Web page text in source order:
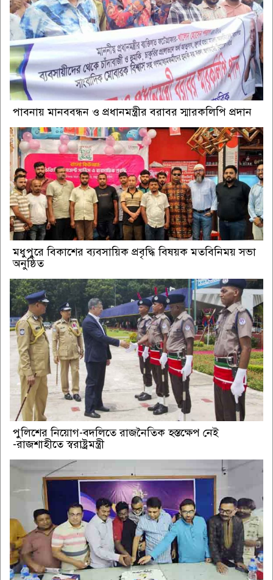
পাবনায় মানববন্ধন ও প্রধানমন্ত্রীর বরাবর স্মারকলিপি প্রদান
মধুপুরে বিকাশের ব্যবসায়িক প্রবৃদ্ধি বিষয়ক মতবিনিময় সভা
অনুষ্ঠিত
পুলিশের নিয়োগ-বদলিতে রাজনৈতিক হস্তক্ষেপ নেই
-রাজশাহীতে স্বরাষ্ট্রমন্ত্রী